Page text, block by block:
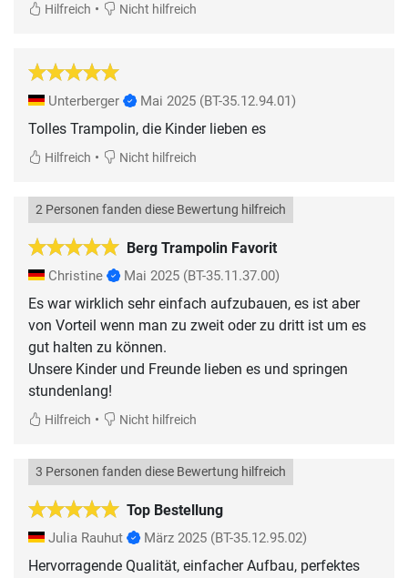
Hilfreich • Nicht hilfreich
Unterberger Mai 2025 (BT-35.12.94.01)
Tolles Trampolin, die Kinder lieben es
Hilfreich • Nicht hilfreich
Berg Trampolin Favorit
2 Personen fanden diese Bewertung hilfreich
Christine Mai 2025 (BT-35.11.37.00)
Es war wirklich sehr einfach aufzubauen, es ist aber
von Vorteil wenn man zu zweit oder zu dritt ist um es
gut halten zu können.
Unsere Kinder und Freunde lieben es und springen
stundenlang!
Hilfreich • Nicht hilfreich
Top Bestellung
3 Personen fanden diese Bewertung hilfreich
Julia Rauhut März 2025 (BT-35.12.95.02)
Hervorragende Qualität, einfacher Aufbau, perfektes